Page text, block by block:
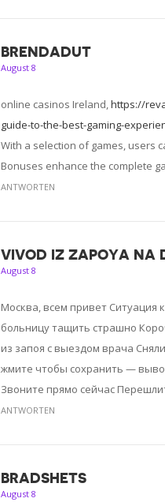
BRENDADUT
August 8
online casinos Ireland,https://
guide-to-the-best-gaming-
With a selection of games, users
Bonuses enhance the complete
ANTWORTEN
VIVOD IZ ZAPOYA NA
August 8
Москва, всем привет Ситуация
больницу тащить страшно
из запоя с выездом врача
жмите чтобы сохранить —
Звоните прямо сейчас
ANTWORTEN
BRADSHETS
August 8